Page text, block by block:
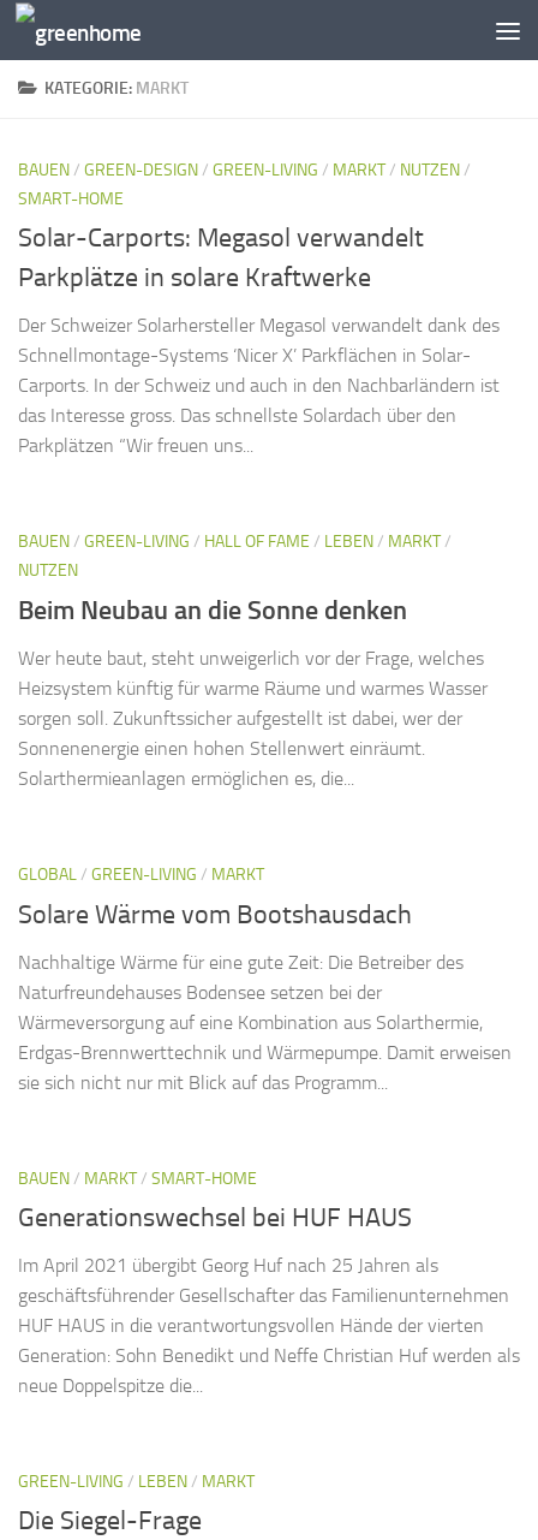
Zum Inhalt springen
KATEGORIE: MARKT
BAUEN/ GREEN-DESIGN/ GREEN-LIVING / MARKT/ NUTZEN/
SMART-HOME
Solar-Carports: Megasol verwandelt
Parkplätze in solare Kraftwerke
Der Schweizer Solarhersteller Megasol verwandelt dank des
Schnellmontage-Systems ‘Nicer X’ Parkflächen in Solar-
Carports. In der Schweiz und auch in den Nachbarländern ist
das Interesse gross. Das schnellste Solardach über den
Parkplätzen “Wir freuen uns...
BAUEN/ GREEN-LIVING / HALL OF FAME / LEBEN/ MARKT/
NUTZEN
Beim Neubau an die Sonne denken
Wer heute baut, steht unweigerlich vor der Frage, welches
Heizsystem künftig für warme Räume und warmes Wasser
sorgen soll. Zukunftssicher aufgestellt ist dabei, wer der
Sonnenenergie einen hohen Stellenwert einräumt.
Solarthermieanlagen ermöglichen es, die...
GLOBAL/ GREEN-LIVING / MARKT
Solare Wärme vom Bootshausdach
Nachhaltige Wärme für eine gute Zeit: Die Betreiber des
Naturfreundehauses Bodensee setzen bei der
Wärmeversorgung auf eine Kombination aus Solarthermie,
Erdgas-Brennwerttechnik und Wärmepumpe. Damit erweisen
sie sich nicht nur mit Blick auf das Programm...
BAUEN/ MARKT/ SMART-HOME
Generationswechsel bei HUF HAUS
Im April 2021 übergibt Georg Huf nach 25 Jahren als
geschäftsführender Gesellschafter das Familienunternehmen
HUF HAUS in die verantwortungsvollen Hände der vierten
Generation: Sohn Benedikt und Neffe Christian Huf werden als
neue Doppelspitze die...
GREEN-LIVING / LEBEN/ MARKT
Die Siegel-Frage